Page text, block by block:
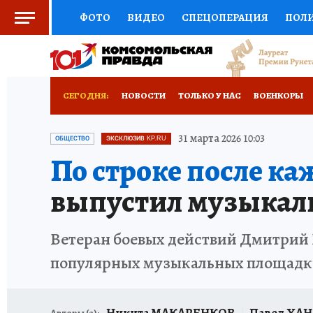
ФОТО ВИДЕО СПЕЦОПЕРАЦИЯ
СОЦПОДДЕРЖКА НАУКА СПОРТ
ГИД ПОТРЕБИТЕЛЯ
СЕГОДНЯ: НОВОСТИ ТОЛЬКО У НАС ВОЕНКОРЫ
НОВОРОССИЯ АФИША ИСПЫТАНО НА
ОБЩЕСТВО ЭКСКЛЮЗИВ KP.RU 31 марта 2026 10:03
По строке после
выпустил
Ветеран боевых действий Дмитрий
популярных музыкальных